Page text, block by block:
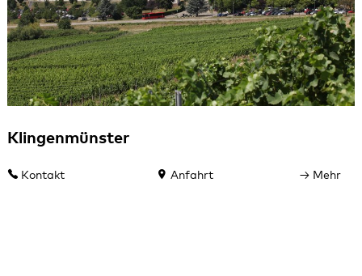
Klingenmünster
Kontakt Anfahrt Mehr